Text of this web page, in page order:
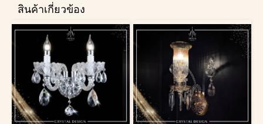
สินค้าเกี่ยวข้อง